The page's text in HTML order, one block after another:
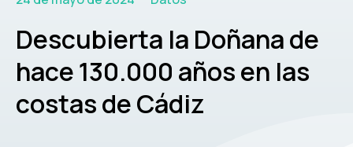
Descubierta la Doñana de
hace 130.000 años en las
costas de Cádiz